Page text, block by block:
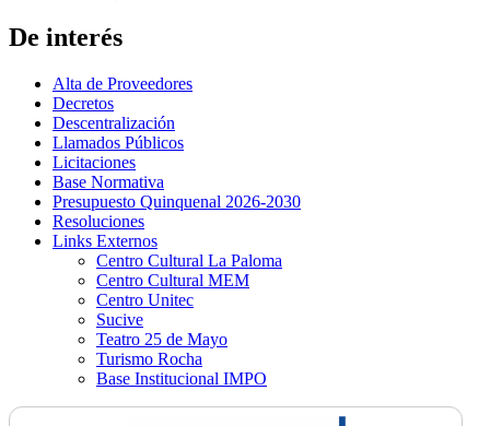
De interés
Alta de Proveedores
Decretos
Descentralización
Llamados Públicos
Licitaciones
Base Normativa
Presupuesto Quinquenal 2026-2030
Resoluciones
Links Externos
Centro Cultural La Paloma
Centro Cultural MEM
Centro Unitec
Sucive
Teatro 25 de Mayo
Turismo Rocha
Base Institucional IMPO